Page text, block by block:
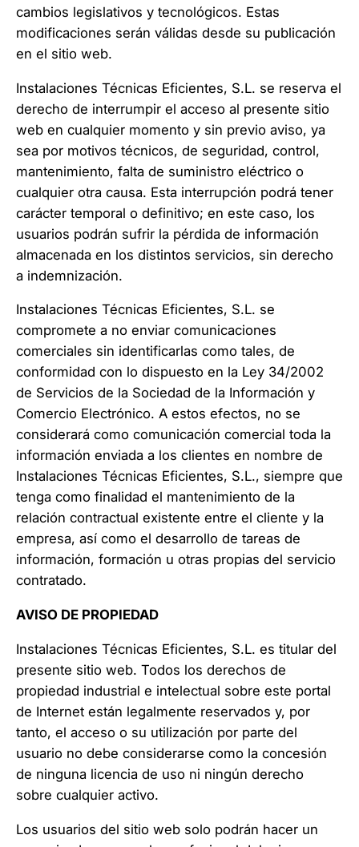
cambios legislativos y tecnológicos. Estas
modificaciones serán válidas desde su publicación
en el sitio web.
Instalaciones Técnicas Eficientes, S.L. se reserva el
derecho de interrumpir el acceso al presente sitio
web en cualquier momento y sin previo aviso, ya
sea por motivos técnicos, de seguridad, control,
mantenimiento, falta de suministro eléctrico o
cualquier otra causa. Esta interrupción podrá tener
carácter temporal o definitivo; en este caso, los
usuarios podrán sufrir la pérdida de información
almacenada en los distintos servicios, sin derecho
a indemnización.
Instalaciones Técnicas Eficientes, S.L. se
compromete a no enviar comunicaciones
comerciales sin identificarlas como tales, de
conformidad con lo dispuesto en la Ley 34/2002
de Servicios de la Sociedad de la Información y
Comercio Electrónico. A estos efectos, no se
considerará como comunicación comercial toda la
información enviada a los clientes en nombre de
Instalaciones Técnicas Eficientes, S.L., siempre que
tenga como finalidad el mantenimiento de la
relación contractual existente entre el cliente y la
empresa, así como el desarrollo de tareas de
información, formación u otras propias del servicio
contratado.
AVISO DE PROPIEDAD
Instalaciones Técnicas Eficientes, S.L. es titular del
presente sitio web. Todos los derechos de
propiedad industrial e intelectual sobre este portal
de Internet están legalmente reservados y, por
tanto, el acceso o su utilización por parte del
usuario no debe considerarse como la concesión
de ninguna licencia de uso ni ningún derecho
sobre cualquier activo.
Los usuarios del sitio web solo podrán hacer un